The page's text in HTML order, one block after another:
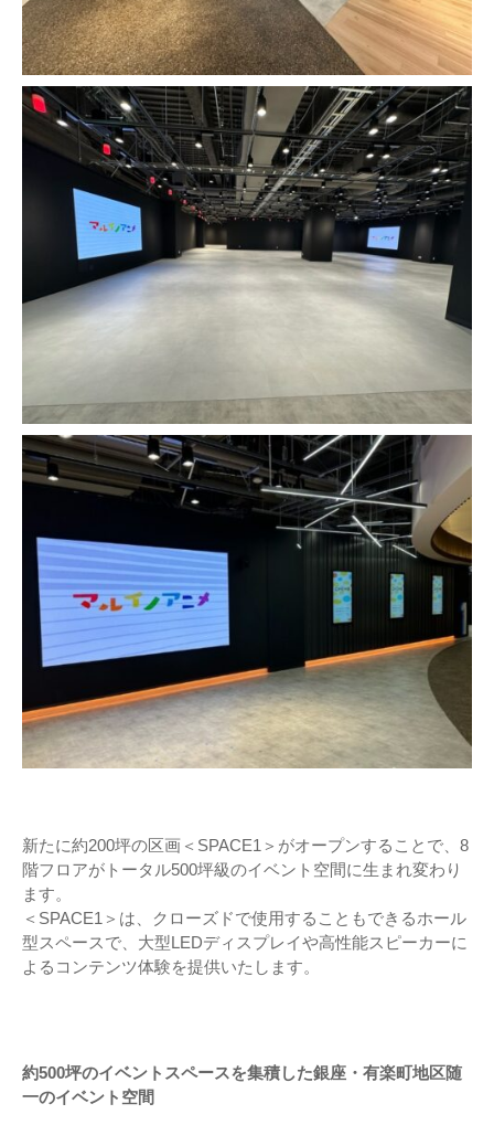
新たに約200坪の区画＜SPACE1＞がオープンすることで、8
階フロアがトータル500坪級のイベント空間に生まれ変わり
ます。
＜SPACE1＞は、クローズドで使用することもできるホール
型スペースで、大型LEDディスプレイや高性能スピーカーに
よるコンテンツ体験を提供いたします。
約500坪のイベントスペースを集積した銀座・有楽町地区随
一のイベント空間